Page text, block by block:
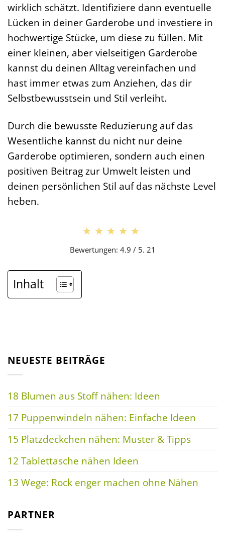
wirklich schätzt. Identifiziere dann eventuelle
Lücken in deiner Garderobe und investiere in
hochwertige Stücke, um diese zu füllen. Mit
einer kleinen, aber vielseitigen Garderobe
kannst du deinen Alltag vereinfachen und
hast immer etwas zum Anziehen, das dir
Selbstbewusstsein und Stil verleiht.
Durch die bewusste Reduzierung auf das
Wesentliche kannst du nicht nur deine
Garderobe optimieren, sondern auch einen
positiven Beitrag zur Umwelt leisten und
deinen persönlichen Stil auf das nächste Level
heben.
★★★★★
★★★★★
Bewertungen: 4.9 / 5. 21
Inhalt
NEUESTE BEITRÄGE
18 Blumen aus Stoff nähen: Ideen
17 Puppenwindeln nähen: Einfache Ideen
15 Platzdeckchen nähen: Muster & Tipps
12 Tablettasche nähen Ideen
13 Wege: Rock enger machen ohne Nähen
PARTNER